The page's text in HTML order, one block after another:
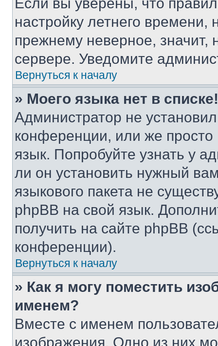
настройку летнего
прежнему неверное, значит,
сервере. Уведомите
Вернуться к началу
» Моего языка нет в списке!
Администратор не
конференции, или же
язык. Попробуйте узнать у
ли он установить нужный
языкового пакета не
phpBB на свой язык.
получить на сайте phpBB
конференции).
Вернуться к началу
» Как я могу поместить
именем?
Вместе с именем
изображения. Одно из них